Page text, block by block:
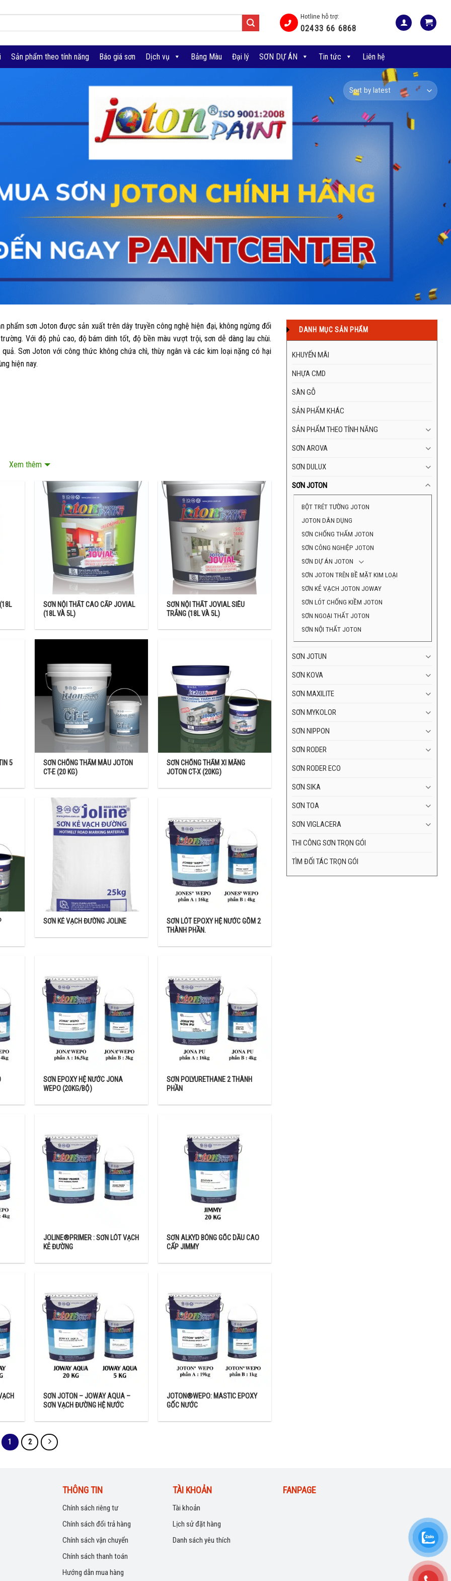
Hotline hỗ trợ:
02433 66 6868
Sản phẩm theo tính năng Báo giá sơn Dịch vụ Bảng Màu Đại lý SƠN DỰ ÁN Tin tức Liên hệ
phẩm sơn Joton được sản xuất trên dây truyền công nghệ hiện đại, không ngừng đổi
Với độ phủ cao, độ bám dính tốt, độ bền màu vượt trội, sơn dễ dàng lau chùi.
Sơn Joton với công thức không chứa chì, thùy ngân và các kim loại nặng có hại
hiện nay.
sử dụng cho từng bề mặt.
là sơn hệ dầu
thất và sơn nội thất
loại sơn khác nhau, khuấy đều hỗn hợp sơn và dung môi, tạo thành một hỗn hợp
sử dụng máy khuấy chuyên dụng khi pha.
Đảm bảo độ kết dính cũng như lên màu đẹp nhất nhé! Cũng đừng quên đặt thùng
sản phẩm nhé!
giản. Bạn chỉ cần pha cùng với sơn trắng. Việc sử dụng sơn trắng thay cho nước vừa
màu sơn sậm đi bạn chỉ cần sơn đen để làm màu đậm hơn. Tuy nhiên, lên thêm
chỉnh.
hàng như:
kỹ thuật Quốc gia về hàng hóa , vật liệu xây dựng QCVN 16-5:2011/BXD. Bao
dùng, mang lại sự an tuyệt đối cho khách hàng khi sử dụng SƠN JOTON.
Xem thêm
SƠN NỘI THẤT CAO CẤP JOVIAL
(18L VÀ 5L)
SƠN NỘI THẤT JOVIAL SIÊU
TRẮNG (18L VÀ 5L)
5
SƠN CHỐNG THẤM MÀU JOTON
CT-E (20 KG)
SƠN CHỐNG THẤM XI MĂNG
JOTON CT-X (20KG)
SƠN KẺ VẠCH ĐƯỜNG JOLINE
SƠN LÓT EPOXY HỆ NƯỚC GỒM 2
THÀNH PHẦN.
SƠN EPOXY HỆ NƯỚC JONA
WEPO (20KG/BỘ)
SƠN POLYURETHANE 2 THÀNH
PHẦN
JOLINE®PRIMER : SƠN LÓT VẠCH
KẺ ĐƯỜNG
SƠN ALKYD BÓNG GỐC DẦU CAO
CẤP JIMMY
SƠN JOTON – JOWAY AQUA –
SƠN VẠCH ĐƯỜNG HỆ NƯỚC
JOTON®WEPO: MASTIC EPOXY
GỐC NƯỚC
1 2
DANH MỤC SẢN PHẨM
KHUYẾN MÃI
NHỰA CMD
SÀN GỖ
SẢN PHẨM KHÁC
SẢN PHẨM THEO TÍNH NĂNG
SƠN AROVA
SƠN DULUX
SƠN JOTON
BỘT TRÉT TƯỜNG JOTON
JOTON DÂN DỤNG
SƠN CHỐNG THẤM JOTON
SƠN CÔNG NGHIỆP JOTON
SƠN DỰ ÁN JOTON
SƠN JOTON TRÊN BỀ MẶT KIM LOẠI
SƠN KẺ VẠCH JOTON JOWAY
SƠN LÓT CHỐNG KIỀM JOTON
SƠN NGOẠI THẤT JOTON
SƠN NỘI THẤT JOTON
SƠN JOTUN
SƠN KOVA
SƠN MAXILITE
SƠN MYKOLOR
SƠN NIPPON
SƠN RODER
SƠN RODER ECO
SƠN SIKA
SƠN TOA
SƠN VIGLACERA
THI CÔNG SƠN TRỌN GÓI
TÌM ĐỐI TÁC TRỌN GÓI
THÔNG TIN
Chính sách riêng tư
Chính sách đổi trả hàng
Chính sách vận chuyển
Chính sách thanh toán
Hướng dẫn mua hàng
TÀI KHOẢN
Tài khoản
Lịch sử đặt hàng
Danh sách yêu thích
FANPAGE